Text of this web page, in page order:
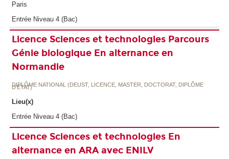
Paris
Entrée Niveau 4 (Bac)
Licence Sciences et technologies Parcours
Génie biologique En alternance en
Normandie
DIPLÔME NATIONAL (DEUST, LICENCE, MASTER, DOCTORAT, DIPLÔME
D'ETAT)
Lieu(x)
Entrée Niveau 4 (Bac)
Licence Sciences et technologies En
alternance en ARA avec ENILV